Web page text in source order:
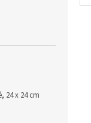
24 x 24 cm